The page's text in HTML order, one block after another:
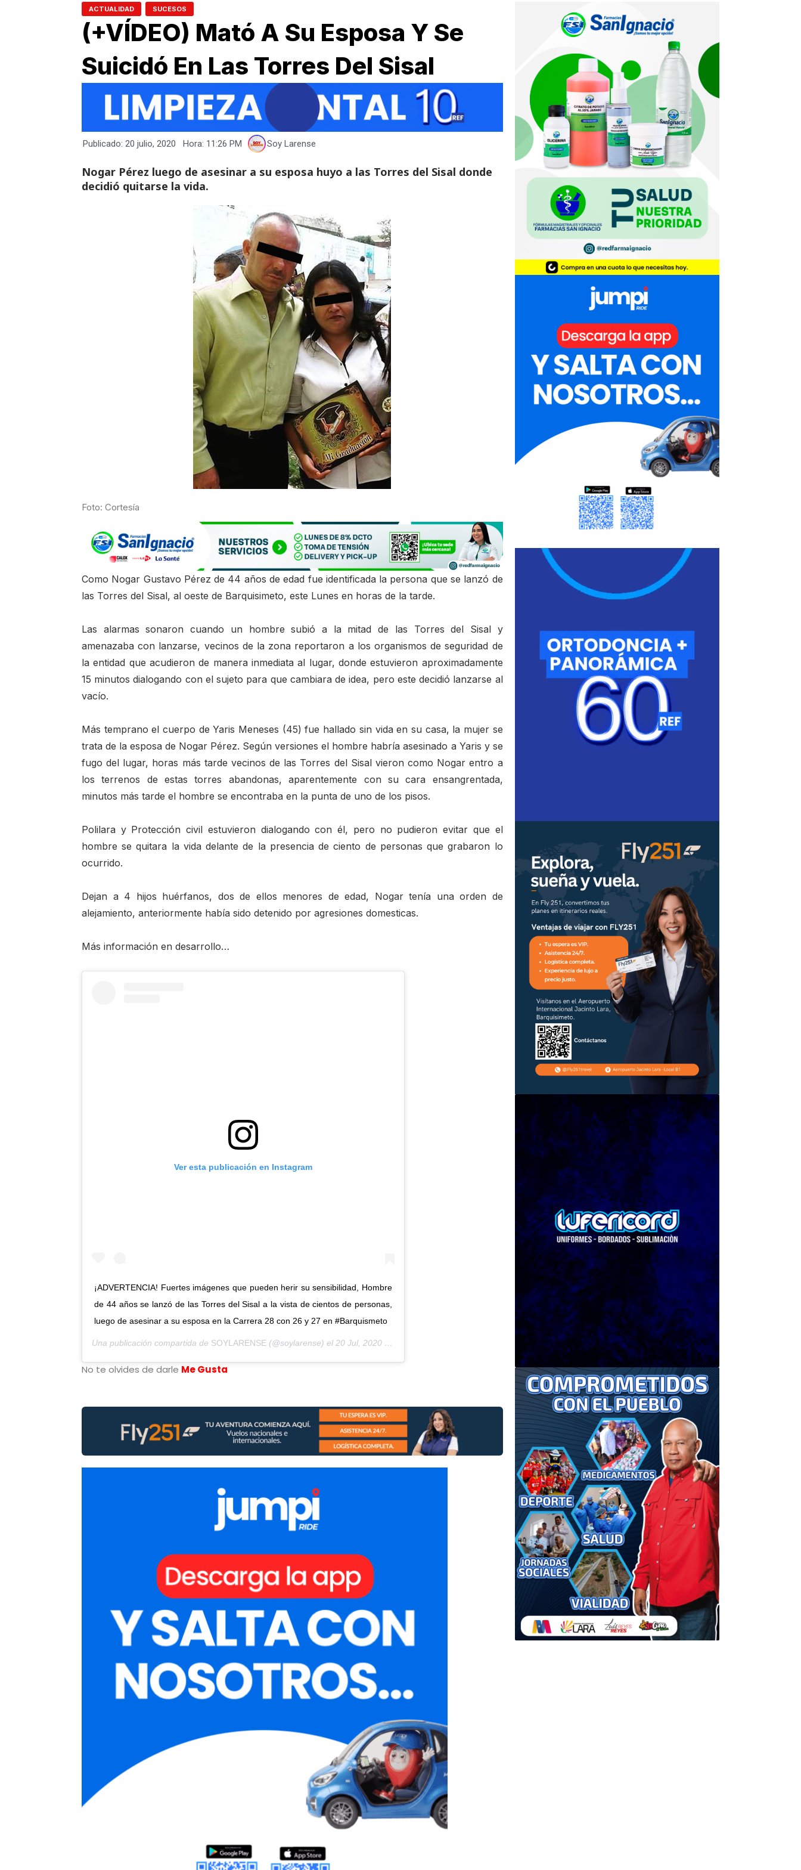
ACTUALIDAD SUCESOS
(+VÍDEO) Mató A Su Esposa Y Se
Suicidó En Las Torres Del Sisal
Publicado: 20 julio, 2020 Hora: 11:26 PM Soy Larense
Nogar Pérez luego de asesinar a su esposa huyo a las Torres del Sisal donde
decidió quitarse la vida.
Foto: Cortesía
Como Nogar Gustavo Pérez de 44 años de edad fue identificada la persona que se lanzó de
las Torres del Sisal, al oeste de Barquisimeto, este Lunes en horas de la tarde.
Las alarmas sonaron cuando un hombre subió a la mitad de las Torres del Sisal y
amenazaba con lanzarse, vecinos de la zona reportaron a los organismos de seguridad de
la entidad que acudieron de manera inmediata al lugar, donde estuvieron aproximadamente
15 minutos dialogando con el sujeto para que cambiara de idea, pero este decidió lanzarse al
vacío.
Más temprano el cuerpo de Yaris Meneses (45) fue hallado sin vida en su casa, la mujer se
trata de la esposa de Nogar Pérez. Según versiones el hombre habría asesinado a Yaris y se
fugo del lugar, horas más tarde vecinos de las Torres del Sisal vieron como Nogar entro a
los terrenos de estas torres abandonas, aparentemente con su cara ensangrentada,
minutos más tarde el hombre se encontraba en la punta de uno de los pisos.
Polilara y Protección civil estuvieron dialogando con él, pero no pudieron evitar que el
hombre se quitara la vida delante de la presencia de ciento de personas que grabaron lo
ocurrido.
Dejan a 4 hijos huérfanos, dos de ellos menores de edad, Nogar tenía una orden de
alejamiento, anteriormente había sido detenido por agresiones domesticas.
Más información en desarrollo…
Ver esta publicación en Instagram
¡ADVERTENCIA! Fuertes imágenes que pueden herir su sensibilidad, Hombre
de 44 años se lanzó de las Torres del Sisal a la vista de cientos de personas,
luego de asesinar a su esposa en la Carrera 28 con 26 y 27 en #Barquismeto
Una publicación compartida de SOYLARENSE (@soylarense) el 20 Jul, 2020 a las 8:20 PDT
No te olvides de darle Me Gusta